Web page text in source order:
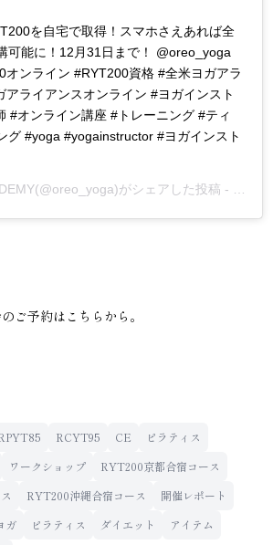
を自宅で取得！スマホさえあれば全
可能に！12月31日まで！ @oreo_yoga
オンライン #RYT200資格 #全米ヨガアラ
アライアンスオンライン #ヨガインスト
#オンライン講座 #トレーニング #ティ
グ #yoga #yogainstructor #ヨガインスト
(@oreo_yoga)がシェアした投稿 -
ご予約は こちら から。
RCYT95 CE
ピラティス
ワークショップ
RYT200京都合宿コース
RYT200沖縄合宿コース
開催レポート
ガ ピラティス ダイエット
アイテム